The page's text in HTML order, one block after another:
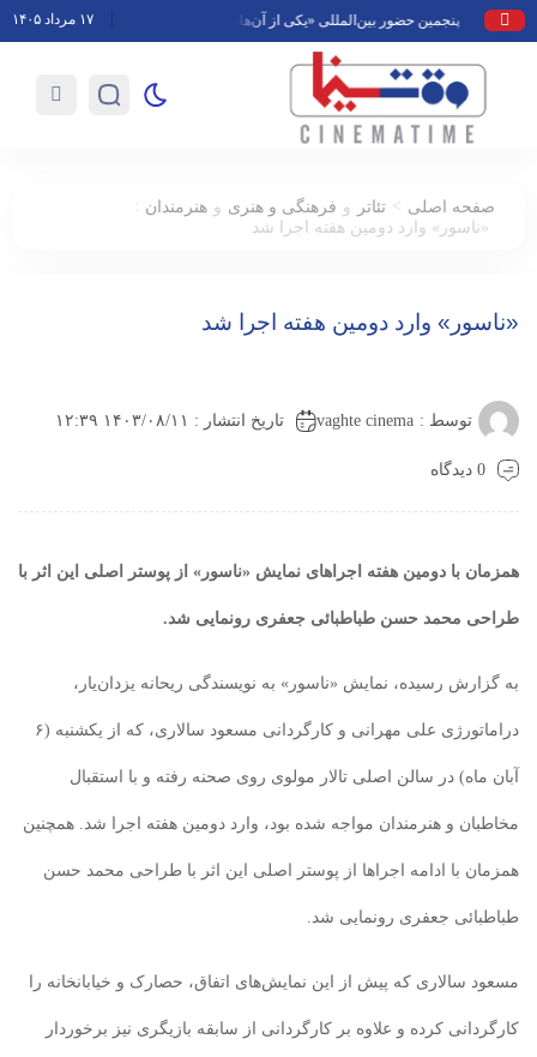
پنجمین حضور بین‌المللی «یکی از آن‌ها» در بخش مسابقه جشنواره بین‌المللی Cinétoile تونس
۱۷ مرداد ۱۴۰۵
صفحه اصلی > تئاتر و فرهنگی و هنری و هنرمندان :
«ناسور» وارد دومین هفته اجرا شد
«ناسور» وارد دومین هفته اجرا شد
توسط : vaghte cinema تاریخ انتشار : ۱۴۰۳/۰۸/۱۱ ۱۲:۳۹
0 دیدگاه
همزمان با دومین هفته اجراهای نمایش «ناسور» از پوستر اصلی این اثر با
طراحی محمد حسن طباطبائی جعفری رونمایی شد.
به گزارش رسیده، نمایش «ناسور» به نویسندگی ریحانه یزدان‌یار،
دراماتورژی علی مهرانی و کارگردانی مسعود سالاری، که از یکشنبه (۶
آبان‌ ماه) در سالن اصلی تالار مولوی روی صحنه رفته و با استقبال
مخاطبان و هنرمندان مواجه شده بود، وارد دومین هفته اجرا شد. همچنین
همزمان با ادامه اجراها از پوستر اصلی این اثر با طراحی محمد حسن
طباطبائی جعفری رونمایی شد.
مسعود سالاری که پیش از این نمایش‌های اتفاق، حصارک و خیابانخانه را
کارگردانی کرده و علاوه‌ بر کارگردانی از سابقه بازیگری نیز برخوردار